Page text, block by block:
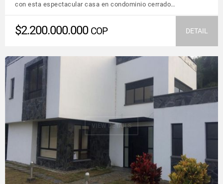
con esta espectacular casa en condominio cerrado…
$2.200.000.000 COP DETAIL
VIEW DETAILS